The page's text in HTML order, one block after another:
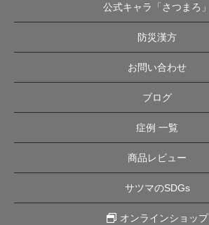
公式キャラ「さつまろ」
防災漢方
お問い合わせ
ブログ
症例 一覧
商品レビュー
サツマのSDGs
オンラインショップ